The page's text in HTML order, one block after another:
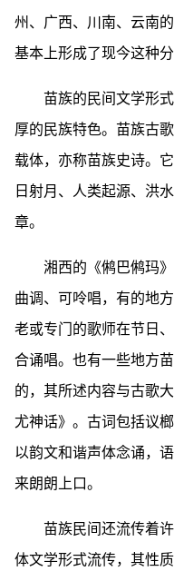
州、广西、川南、云南
基本上形成了现今这种分
苗族的民间文学形
厚的民族特色。苗族古
载体，亦称苗族史诗。
日射月、人类起源、洪
章。
湘西的《鸺巴鸺玛
曲调、可呤唱，有的地
老或专门的歌师在节日
合诵唱。也有一些地方
的，其所述内容与古歌
尤神话》。古词包括议
以韵文和谐声体念诵，
来朗朗上口。
苗族民间还流传着
体文学形式流传，其性